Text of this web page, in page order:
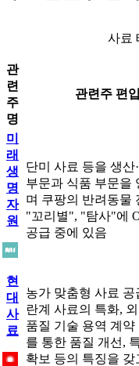
사료
관
련
주
명
관련주 편
미
래
생
명
자
원
단미 사료 등을 생산
부문과 식품 부문을
며 쿠팡의 반려동물
"꼬리별", "탐사"에
공급 중에 있음
현
대
사
료
농가 맞춤형 사료 공
란계 사료의 특화,
품질 기술 용역 계약
를 통한 품질 개선,
확보 등의 특징을 갖